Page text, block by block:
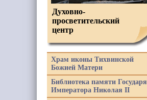
Духовно-
просветительский
центр
Храм иконы Тихвинской
Божией Матери
Библиотека памяти Государя
Императора Николая II